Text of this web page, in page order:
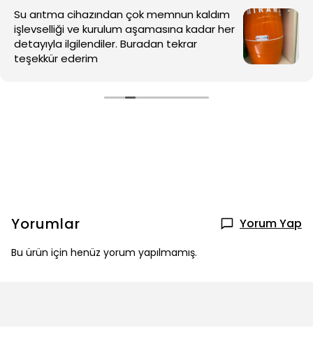
Yorumlar Yorum Yap
Bu ürün için henüz yorum yapılmamış.